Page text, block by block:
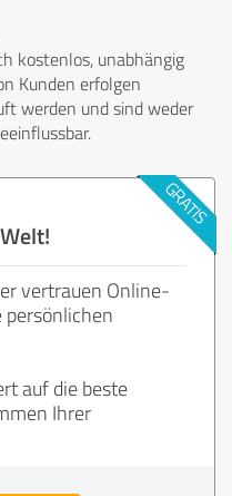
kostenlos, unabhängig
Kunden erfolgen
werden und sind weder
vertrauen Online-
auf die beste
Ihrer